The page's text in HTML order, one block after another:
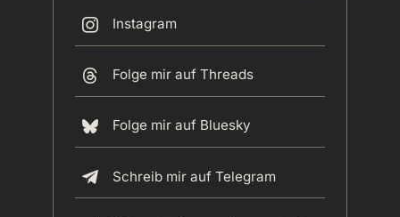
Instagram
Folge mir auf Threads
Folge mir auf Bluesky
Schreib mir auf Telegram